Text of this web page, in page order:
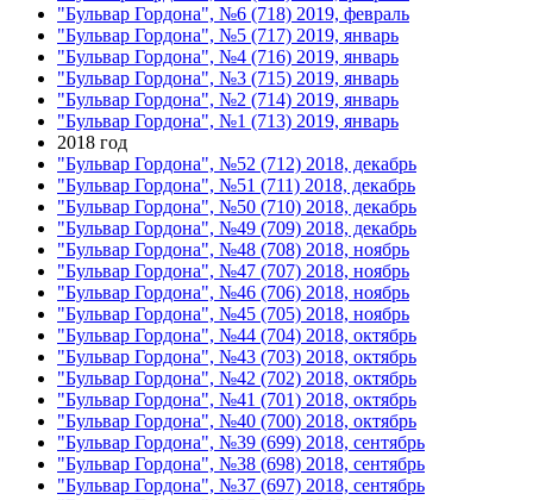
"Бульвар Гордона", №6 (718) 2019, февраль
"Бульвар Гордона", №5 (717) 2019, январь
"Бульвар Гордона", №4 (716) 2019, январь
"Бульвар Гордона", №3 (715) 2019, январь
"Бульвар Гордона", №2 (714) 2019, январь
"Бульвар Гордона", №1 (713) 2019, январь
2018 год
"Бульвар Гордона", №52 (712) 2018, декабрь
"Бульвар Гордона", №51 (711) 2018, декабрь
"Бульвар Гордона", №50 (710) 2018, декабрь
"Бульвар Гордона", №49 (709) 2018, декабрь
"Бульвар Гордона", №48 (708) 2018, ноябрь
"Бульвар Гордона", №47 (707) 2018, ноябрь
"Бульвар Гордона", №46 (706) 2018, ноябрь
"Бульвар Гордона", №45 (705) 2018, ноябрь
"Бульвар Гордона", №44 (704) 2018, октябрь
"Бульвар Гордона", №43 (703) 2018, октябрь
"Бульвар Гордона", №42 (702) 2018, октябрь
"Бульвар Гордона", №41 (701) 2018, октябрь
"Бульвар Гордона", №40 (700) 2018, октябрь
"Бульвар Гордона", №39 (699) 2018, сентябрь
"Бульвар Гордона", №38 (698) 2018, сентябрь
"Бульвар Гордона", №37 (697) 2018, сентябрь